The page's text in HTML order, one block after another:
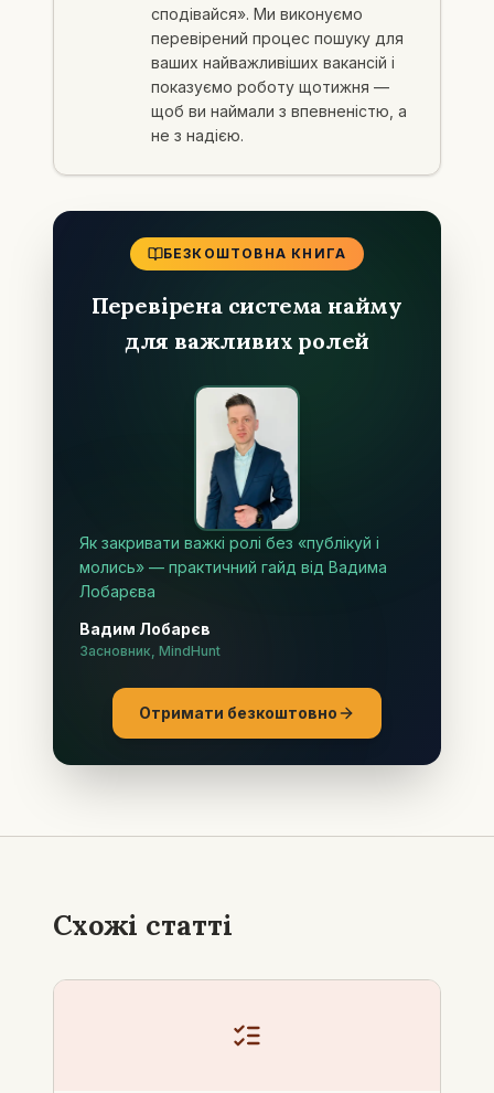
сподівайся». Ми виконуємо
перевірений процес пошуку для
ваших найважливіших вакансій і
показуємо роботу щотижня —
щоб ви наймали з впевненістю, а
не з надією.
БЕЗКОШТОВНА КНИГА
Перевірена система найму
для важливих ролей
Як закривати важкі ролі без «публікуй і
молись» — практичний гайд від Вадима
Лобарєва
Вадим Лобарєв
Засновник, MindHunt
Отримати безкоштовно
Схожі статті